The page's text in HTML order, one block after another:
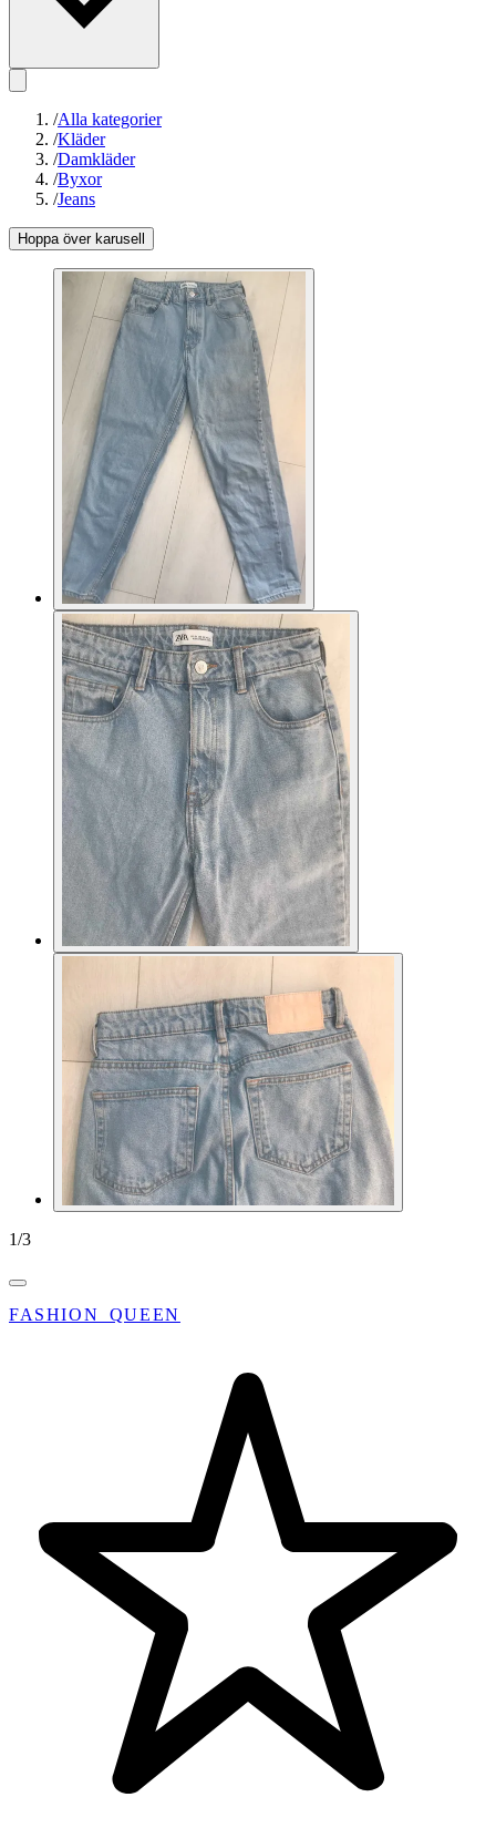
/Alla kategorier
/Kläder
/Damkläder
/Byxor
/Jeans
Hoppa över karusell
1/3
FASHION_QUEEN